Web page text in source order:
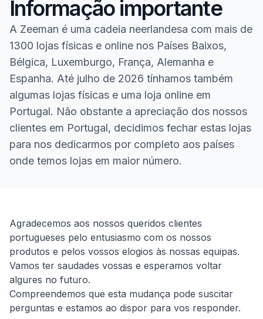
Informação importante
A Zeeman é uma cadeia neerlandesa com mais de
1300 lojas físicas e online nos Países Baixos,
Bélgica, Luxemburgo, França, Alemanha e
Espanha. Até julho de 2026 tínhamos também
algumas lojas físicas e uma loja online em
Portugal. Não obstante a apreciação dos nossos
clientes em Portugal, decidimos fechar estas lojas
para nos dedicarmos por completo aos países
onde temos lojas em maior número.
Homepage
Agradecemos aos nossos queridos clientes
portugueses pelo entusiasmo com os nossos
produtos e pelos vossos elogios às nossas equipas.
Vamos ter saudades vossas e esperamos voltar
algures no futuro.
Compreendemos que esta mudança pode suscitar
perguntas e estamos ao dispor para vos responder.